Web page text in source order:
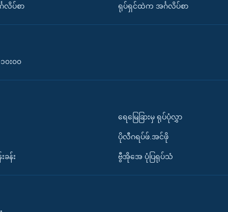
လိပ်စာ ရုပ်ရှင်ထဲက အင်္ဂလိပ်စာ
၀း၀၀
ခန်း
ရေမြေခြားမှ ရုပ်ပုံလွှာ
ပိုလီဂရပ်ဖ်.အင်ဖို
ဗွီအိုအေ ပုံပြရုပ်သံ